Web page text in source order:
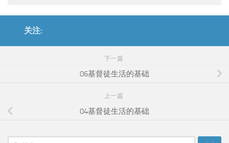
关注:
下一篇
06基督徒生活的基础
上一篇
04基督徒生活的基础